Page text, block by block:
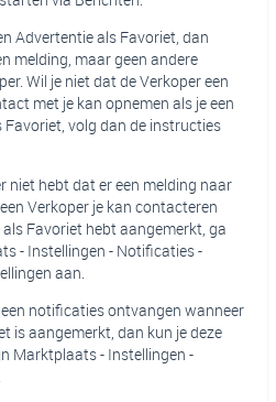
Advertentie als Favoriet, dan
melding, maar geen andere
Wil je niet dat de Verkoper een
met je kan opnemen als je een
volg dan de instructies
niet hebt dat er een melding naar
Verkoper je kan contacteren
Favoriet hebt aangemerkt, ga
- Instellingen - Notificaties -
aan.
notificaties ontvangen wanneer
is aangemerkt, dan kun je deze
Marktplaats - Instellingen -